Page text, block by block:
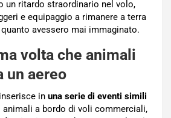
un ritardo straordinario nel volo,
e equipaggio a rimanere a terra
avessero mai immaginato.
volta che animali
un aereo
in una serie di eventi simili
a bordo di voli commerciali,